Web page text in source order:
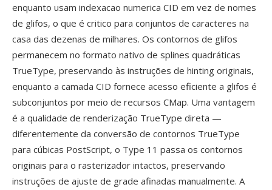
enquanto usam indexacao numerica CID em vez de nomes
de glifos, o que é critico para conjuntos de caracteres na
casa das dezenas de milhares. Os contornos de glifos
permanecem no formato nativo de splines quadráticas
TrueType, preservando às instruções de hinting originais,
enquanto a camada CID fornece acesso eficiente a glifos é
subconjuntos por meio de recursos CMap. Uma vantagem
é a qualidade de renderização TrueType direta —
diferentemente da conversão de contornos TrueType
para cúbicas PostScript, o Type 11 passa os contornos
originais para o rasterizador intactos, preservando
instruções de ajuste de grade afinadas manualmente. A